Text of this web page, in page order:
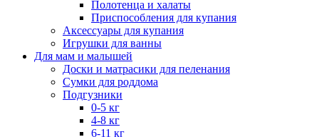
Полотенца и халаты
Приспособления для купания
Аксессуары для купания
Игрушки для ванны
Для мам и малышей
Доски и матрасики для пеленания
Сумки для роддома
Подгузники
0-5 кг
4-8 кг
6-11 кг